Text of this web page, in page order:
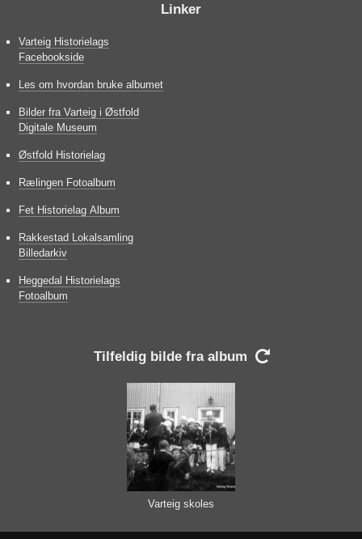
Linker
Varteig Historielags
Facebookside
Les om hvordan bruke albumet
Bilder fra Varteig i Østfold
Digitale Museum
Østfold Historielag
Rælingen Fotoalbum
Fet Historielag Album
Rakkestad Lokalsamling
Billedarkiv
Heggedal Historielags
Fotoalbum
Tilfeldig bilde fra album 
Varteig skoles